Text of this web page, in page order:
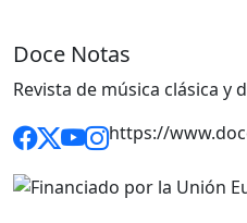
Doce Notas
Revista de música clásica y
https://